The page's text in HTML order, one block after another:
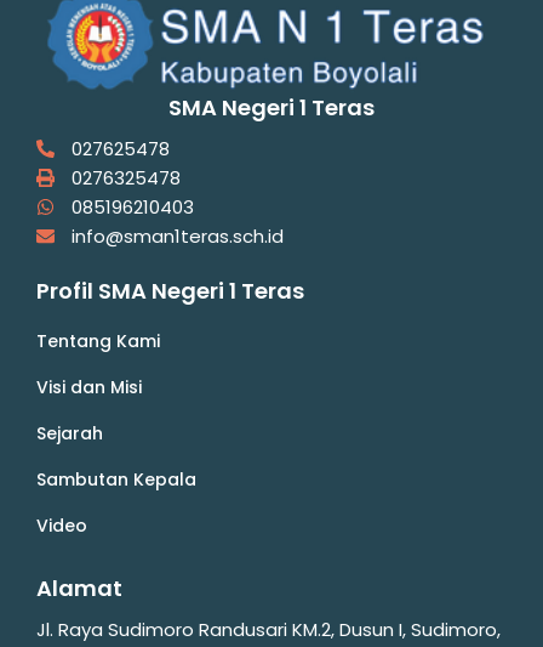
SMA Negeri 1 Teras
027625478
0276325478
085196210403
info@sman1teras.sch.id
Profil SMA Negeri 1 Teras
Tentang Kami
Visi dan Misi
Sejarah
Sambutan Kepala
Video
Alamat
Jl. Raya Sudimoro Randusari KM.2, Dusun I, Sudimoro,